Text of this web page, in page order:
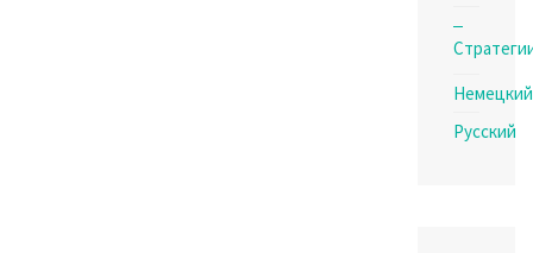
Немецкий
Русский